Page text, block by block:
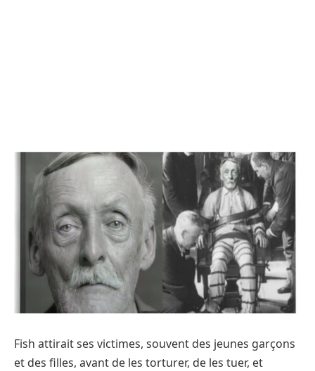
Fish attirait ses victimes, souvent des jeunes garçons
et des filles, avant de les torturer, de les tuer, et